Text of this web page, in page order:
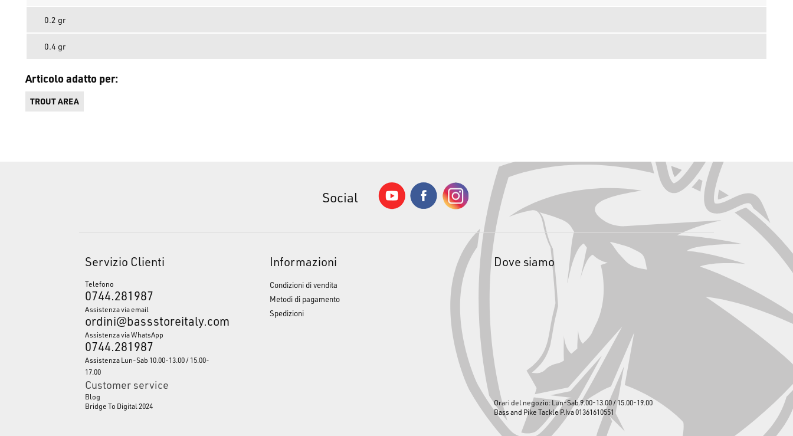
0.2 gr
0.4 gr
Articolo adatto per:
TROUT AREA
Social
Servizio Clienti
Telefono
0744.281987
Assistenza via email
ordini@bassstoreitaly.com
Assistenza via WhatsApp
0744.281987
Assistenza Lun-Sab 10.00-13.00 / 15.00-
17.00
Customer service
Blog
Bridge To Digital 2024
Informazioni
Condizioni di vendita
Metodi di pagamento
Spedizioni
Dove siamo
Orari del negozio: Lun-Sab 9.00-13.00 / 15.00-19.00
Bass and Pike Tackle P.Iva 01361610551